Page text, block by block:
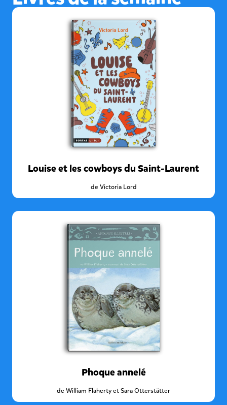
Louise et les cowboys du Saint-Laurent
de Victoria Lord
Phoque annelé
de William Flaherty et Sara Otterstätter